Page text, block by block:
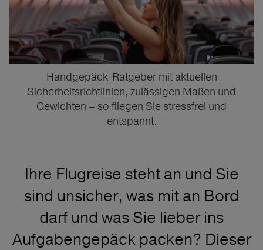
Handgepäck-Ratgeber mit aktuellen
Sicherheitsrichtlinien, zulässigen Maßen und
Gewichten – so fliegen Sie stressfrei und
entspannt.
Ihre Flugreise steht an und Sie
sind unsicher, was mit an Bord
darf und was Sie lieber ins
Aufgabengepäck packen? Dieser